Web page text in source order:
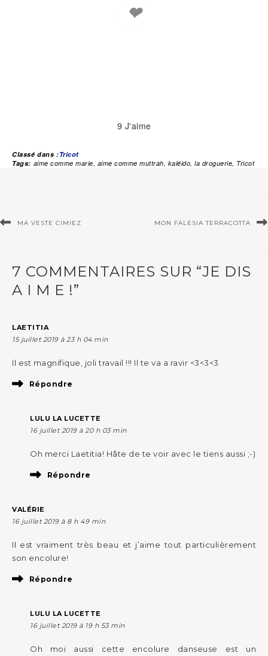
❤
9 J'aime
Classé dans :Tricot
Tags: aime comme marie, aime comme muttrah, kaléido,la droguerie, Tricot
MA VESTE CIMIEZ MON FALESIA TERRACOTTA
7 COMMENTAIRES SUR “JE DIS
A I M E !”
LAETITIA
15 juillet 2019 à 23 h 04 min
Il est magnifique, joli travail !!! Il te va a ravir <3<3<3
Répondre
LULU LA LUCETTE
16 juillet 2019 à 20 h 03 min
Oh merci Laetitia! Hâte de te voir avec le tiens aussi ;-)
Répondre
VALÉRIE
16 juillet 2019 à 8 h 49 min
Il est vraiment très beau et j’aime tout particulièrement
son encolure!
Répondre
LULU LA LUCETTE
16 juillet 2019 à 19 h 53 min
Oh moi aussi cette encolure danseuse est un